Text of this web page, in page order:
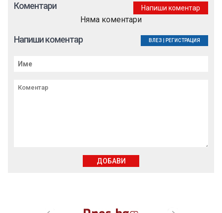
Коментари Напиши коментар
Няма коментари
Напиши коментар ВЛЕЗ РЕГИСТРАЦИЯ
ДОБАВИ